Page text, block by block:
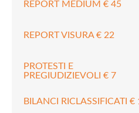
REPORT MEDIUM € 45
REPORT VISURA € 22
PROTESTI E
PREGIUDIZIEVOLI € 7
BILANCI RICLASSIFICATI €